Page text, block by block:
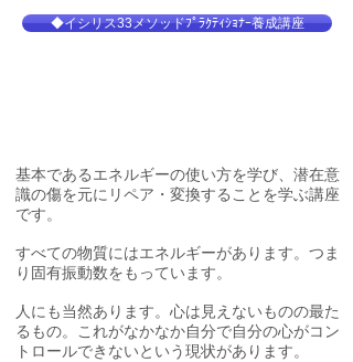
◆イシリス33メソッドﾌﾟﾗｸﾃｨｼｮﾅｰ養成講座
基本であるエネルギーの使い方を学び、潜在意
識の傷を元にリペア・変換することを学ぶ講座
です。
すべての物質にはエネルギーがあります。つま
り固有振動数をもっています。
人にも当然あります。心は見えないものの最た
るもの。これがなかなか自分で自分の心がコン
トロールできないという現状があります。